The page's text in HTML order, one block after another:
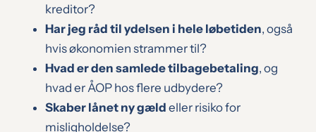
kreditor?
Har jeg råd til ydelsen i hele løbetiden, også
hvis økonomien strammer til?
Hvad er den samlede tilbagebetaling, og
hvad er ÅOP hos flere udbydere?
Skaber lånet ny gæld eller risiko for
misligholdelse?